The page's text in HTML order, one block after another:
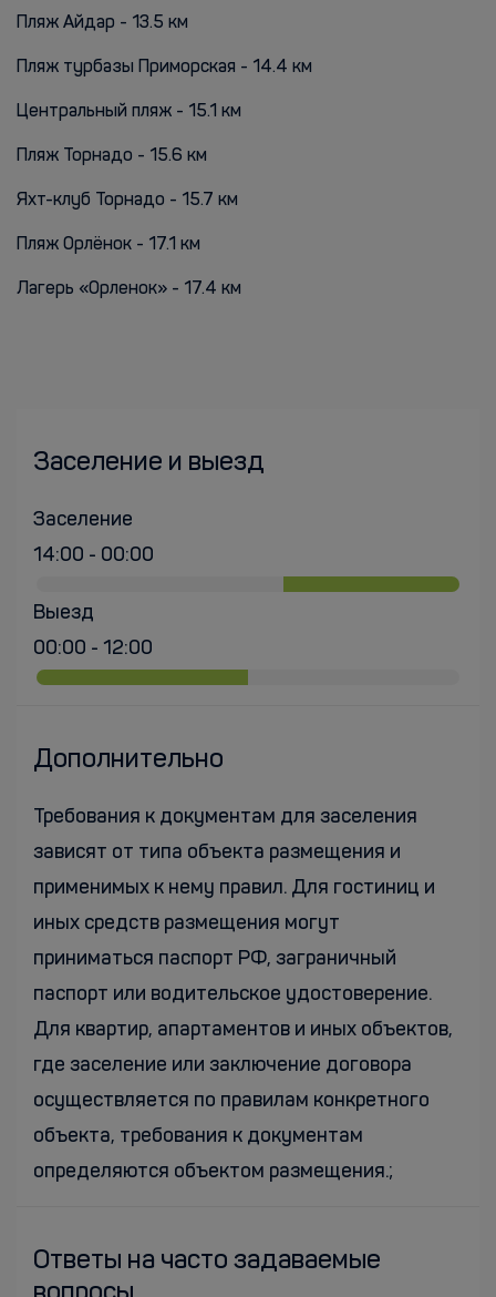
Пляж Айдар - 13.5 км
Пляж турбазы Приморская - 14.4 км
Центральный пляж - 15.1 км
Пляж Торнадо - 15.6 км
Яхт-клуб Торнадо - 15.7 км
Пляж Орлёнок - 17.1 км
Лагерь «Орленок» - 17.4 км
Заселение и выезд
Заселение
14:00 - 00:00
Выезд
00:00 - 12:00
Дополнительно
Требования к документам для заселения
зависят от типа объекта размещения и
применимых к нему правил. Для гостиниц и
иных средств размещения могут
приниматься паспорт РФ, заграничный
паспорт или водительское удостоверение.
Для квартир, апартаментов и иных объектов,
где заселение или заключение договора
осуществляется по правилам конкретного
объекта, требования к документам
определяются объектом размещения.;
Ответы на часто задаваемые